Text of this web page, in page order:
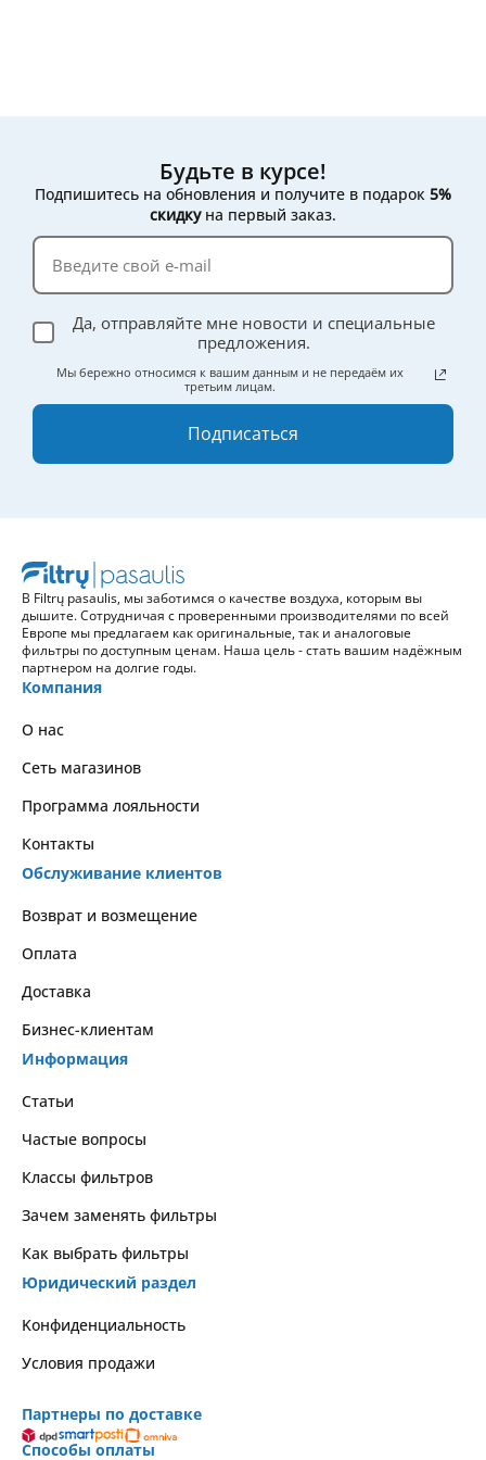
Будьте в курсе!
Подпишитесь на обновления и получите в подарок 5%
скидкуна первый заказ.
Да, отправляйте мне новости и специальные
предложения.
Мы бережно относимся к вашим данным и не передаём их
третьим лицам.
Подписаться
В Filtrų pasaulis, мы заботимся о качестве воздуха, которым вы
дышите. Сотрудничая с проверенными производителями по всей
Европе мы предлагаем как оригинальные, так и аналоговые
фильтры по доступным ценам. Наша цель - стать вашим надёжным
партнером на долгие годы.
Компания
О нас
Сеть магазинов
Программа лояльности
Контакты
Обслуживание клиентов
Возврат и возмещение
Оплата
Доставка
Бизнес-клиентам
Информация
Статьи
Частые вопросы
Классы фильтров
Зачем заменять фильтры
Как выбрать фильтры
Юридический раздел
Kонфиденциальность
Условия продажи
Партнеры по доставке
Способы оплаты